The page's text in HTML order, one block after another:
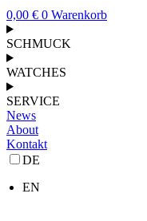
0,00 € 0 Warenkorb
SCHMUCK
WATCHES
SERVICE
News
About
Kontakt
DE
EN